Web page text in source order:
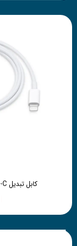
کابل تبدیل USB-C به لایتنینگ اپل به طول 1 متر